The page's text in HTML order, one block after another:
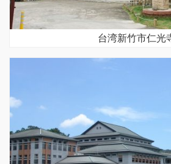
台湾新竹市仁光